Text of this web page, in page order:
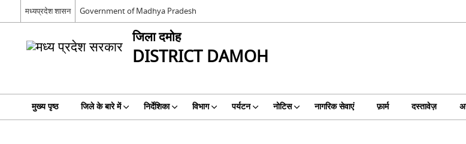
मध्यप्रदेश शासन Government of Madhya Pradesh
जिला दमोह
DISTRICT DAMOH
मुख्य पृष्ठ जिले के बारे में निर्देशिका विभाग पर्यटन नोटिस नागरिक सेवाएं फ़ार्म दस्तावेज़